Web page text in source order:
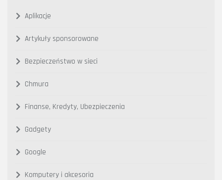
Aplikacje
Artykuły sponsorowane
Bezpieczeństwo w sieci
Chmura
Finanse, Kredyty, Ubezpieczenia
Gadgety
Google
Komputery i akcesoria